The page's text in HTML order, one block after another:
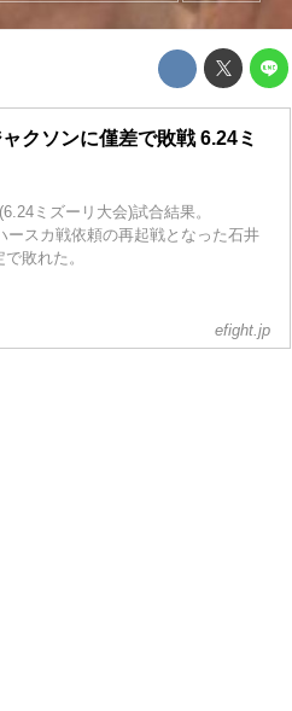
クソンに僅差で敗戦 6.24ミ
ミズーリ大会)試合結果。
スカ戦依頼の再起戦となった石井
敗れた。
efight.jp